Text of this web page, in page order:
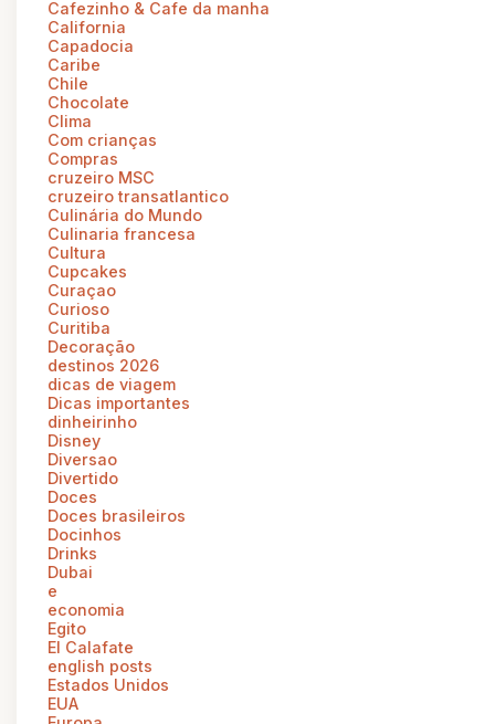
Cafezinho & Cafe da manha
California
Capadocia
Caribe
Chile
Chocolate
Clima
Com crianças
Compras
cruzeiro MSC
cruzeiro transatlantico
Culinária do Mundo
Culinaria francesa
Cultura
Cupcakes
Curaçao
Curioso
Curitiba
Decoração
destinos 2026
dicas de viagem
Dicas importantes
dinheirinho
Disney
Diversao
Divertido
Doces
Doces brasileiros
Docinhos
Drinks
Dubai
e
economia
Egito
El Calafate
english posts
Estados Unidos
EUA